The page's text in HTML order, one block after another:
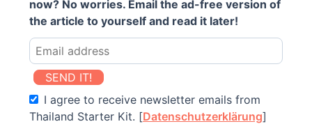
now? No worries. Email the ad-free version of
the article to yourself and read it later!
SEND IT!
I agree to receive newsletter emails from
Thailand Starter Kit. [Datenschutzerklärung]